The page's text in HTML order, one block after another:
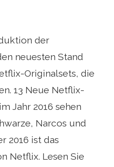
der
neuesten Stand
Originalsets, die
13 Neue Netflix-
Jahr 2016 sehen
Narcos und
2016 ist das
Netflix. Lesen Sie